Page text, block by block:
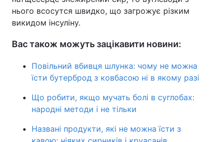
нього всосутся швидко, що загрожує різким
викидом інсуліну.
Вас також можуть зацікавити новини:
Повільний вбивця шлунка: чому не можна
їсти бутерброд з ковбасою ні в якому разі
Що робити, якщо мучать болі в суглобах:
народні методи і не тільки
Названі продукти, які не можна їсти з